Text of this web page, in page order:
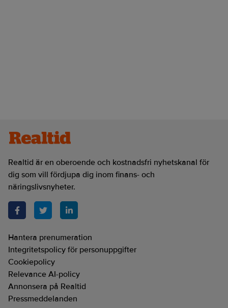
Realtid är en oberoende och kostnadsfri nyhetskanal för
dig som vill fördjupa dig inom finans- och
näringslivsnyheter.
Hantera prenumeration
Integritetspolicy för personuppgifter
Cookiepolicy
Relevance AI-policy
Annonsera på Realtid
Pressmeddelanden